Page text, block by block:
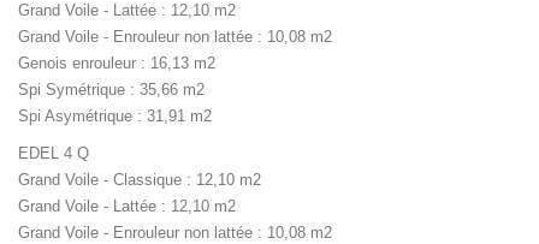
Grand Voile - Lattée : 12,10 m2
Grand Voile - Enrouleur non lattée : 10,08 m2
Genois enrouleur : 16,13 m2
Spi Symétrique : 35,66 m2
Spi Asymétrique : 31,91 m2
EDEL 4 Q
Grand Voile - Classique : 12,10 m2
Grand Voile - Lattée : 12,10 m2
Grand Voile - Enrouleur non lattée : 10,08 m2